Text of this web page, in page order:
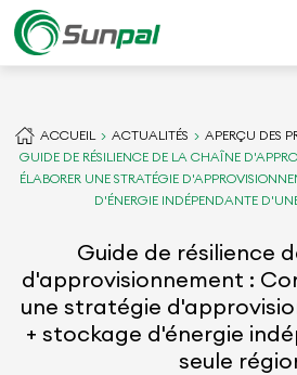
ACCUEIL ACTUALITÉS
APERÇU DES
GUIDE DE RÉSILIENCE DE LA CHAÎNE
ÉLABORER UNE STRATÉGIE
D'ÉNERGIE INDÉPENDANTE
Guide de résilience
d'approvisionnement :
une stratégie
+ stockage d'énergie
seule